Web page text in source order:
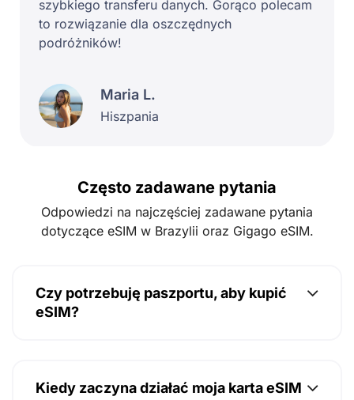
szybkiego transferu danych. Gorąco polecam
to rozwiązanie dla oszczędnych
podróżników!
Maria L.
Hiszpania
Często zadawane pytania
Odpowiedzi na najczęściej zadawane pytania
dotyczące eSIM w Brazylii oraz Gigago eSIM.
Czy potrzebuję paszportu, aby kupić
eSIM?
Kiedy zaczyna działać moja karta eSIM